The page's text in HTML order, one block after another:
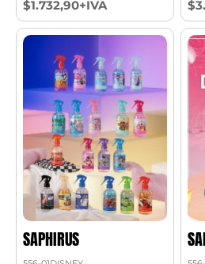
$1.732,90+IVA
SAPHIRUS